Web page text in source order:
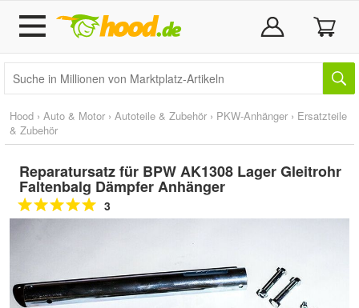
Hood › Auto & Motor › Autoteile & Zubehör › PKW-Anhänger › Ersatzteile
& Zubehör
Reparatursatz für BPW AK1308 Lager Gleitrohr
Faltenbalg Dämpfer Anhänger
3